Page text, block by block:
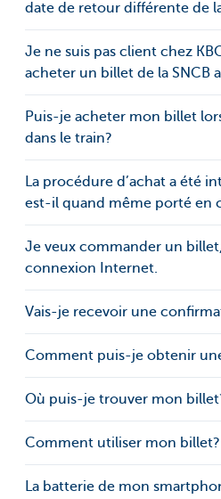
date de retour différente de
Je ne suis pas client chez
acheter un billet de la SNCB
Puis-je acheter mon billet
dans le train?
La procédure d’achat a été
est-il quand même porté en
Je veux commander un billet,
connexion Internet.
Vais-je recevoir une
Comment puis-je obtenir
Où puis-je trouver mon
Comment utiliser mon billet?
La batterie de mon